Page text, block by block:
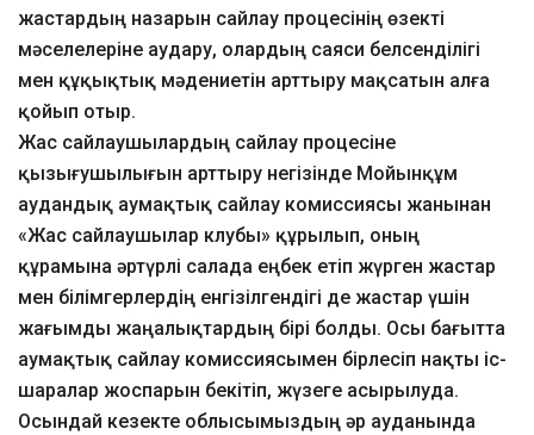
жастардың назарын сайлау процесінің өзекті
мәселелеріне аудару, олардың саяси белсенділігі
мен құқықтық мәдениетін арттыру мақсатын алға
қойып отыр.
Жас сайлаушылардың сайлау процесіне
қызығушылығын арттыру негізінде Мойынқұм
аудандық аумақтық сайлау комиссиясы жанынан
«Жас сайлаушылар клубы» құрылып, оның
құрамына әртүрлі салада еңбек етіп жүрген жастар
мен білімгерлердің енгізілгендігі де жастар үшін
жағымды жаңалықтардың бірі болды. Осы бағытта
аумақтық сайлау комиссиясымен бірлесіп нақты іс-
шаралар жоспарын бекітіп, жүзеге асырылуда.
Осындай кезекте облысымыздың әр ауданында